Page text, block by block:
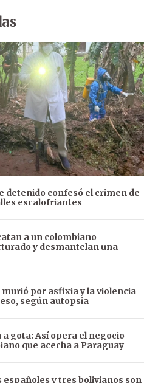
detenido confesó el crimen de
escalofriantes
a un colombiano
y desmantelan una
murió por asfixia y la violencia
según autopsia
gota: Así opera el negocio
que acecha a Paraguay
españoles y tres bolivianos son